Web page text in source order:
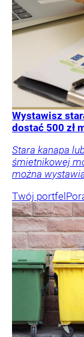
Wystawisz
dostać 500 zł
Stara kanapa
śmietnikowej
można
Twój portfel